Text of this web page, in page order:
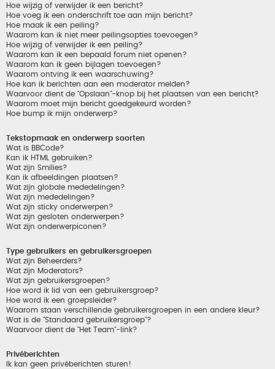
Hoe wijzig of verwijder ik een bericht?
Hoe voeg ik een onderschrift toe aan mijn bericht?
Hoe maak ik een peiling?
Waarom kan ik niet meer peilingsopties toevoegen?
Hoe wijzig of verwijder ik een peiling?
Waarom kan ik een bepaald forum niet openen?
Waarom kan ik geen bijlagen toevoegen?
Waarom ontving ik een waarschuwing?
Hoe kan ik berichten aan een moderator melden?
Waarvoor dient de "Opslaan"-knop bij het plaatsen van een bericht?
Waarom moet mijn bericht goedgekeurd worden?
Hoe bump ik mijn onderwerp?
Tekstopmaak en onderwerp soorten
Wat is BBCode?
Kan ik HTML gebruiken?
Wat zijn Smilies?
Kan ik afbeeldingen plaatsen?
Wat zijn globale mededelingen?
Wat zijn mededelingen?
Wat zijn sticky onderwerpen?
Wat zijn gesloten onderwerpen?
Wat zijn onderwerpiconen?
Type gebruikers en gebruikersgroepen
Wat zijn Beheerders?
Wat zijn Moderators?
Wat zijn gebruikersgroepen?
Hoe word ik lid van een gebruikersgroep?
Hoe word ik een groepsleider?
Waarom staan verschillende gebruikersgroepen in een andere kleur?
Wat is de "Standaard gebruikersgroep"?
Waarvoor dient de "Het Team"-link?
Privéberichten
Ik kan geen privéberichten sturen!